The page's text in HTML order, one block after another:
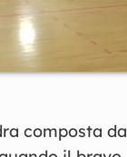
composta da